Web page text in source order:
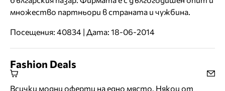
множество партньори в страната и чужбина.
Посещения: 40834 | Дата: 18-06-2014
Fashion Deals
Всички модни оферти на едно място. Някои от